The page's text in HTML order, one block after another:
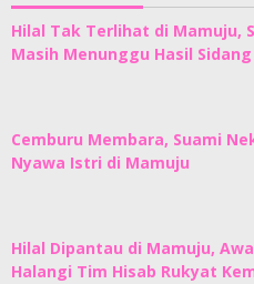
Hilal Tak Terlihat di Mamuju,
Masih Menunggu Hasil
Cemburu Membara, Suami
Nyawa Istri di Mamuju
Hilal Dipantau di Mamuju,
Halangi Tim Hisab Rukyat